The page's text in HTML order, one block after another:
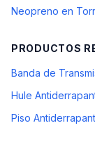
Neopreno en
PRODUCTOS
Banda de
Hule
Piso